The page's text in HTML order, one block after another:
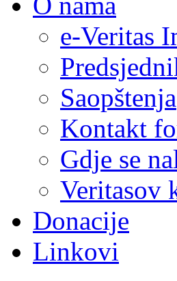
e-Veritas
Saopštenja
Kontakt
Gdje se
Veritasov
Donacije
Linkovi